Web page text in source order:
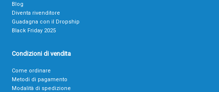
Blog
Diventa rivenditore
Guadagna con il Dropship
Black Friday 2025
Condizioni di vendita
Come ordinare
Metodi di pagamento
Modalità di spedizione